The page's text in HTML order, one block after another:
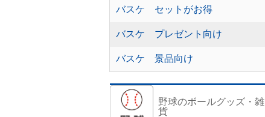
バスケ セットがお得
バスケ プレゼント向け
バスケ 景品向け
野球のボールグッズ・雑
貨